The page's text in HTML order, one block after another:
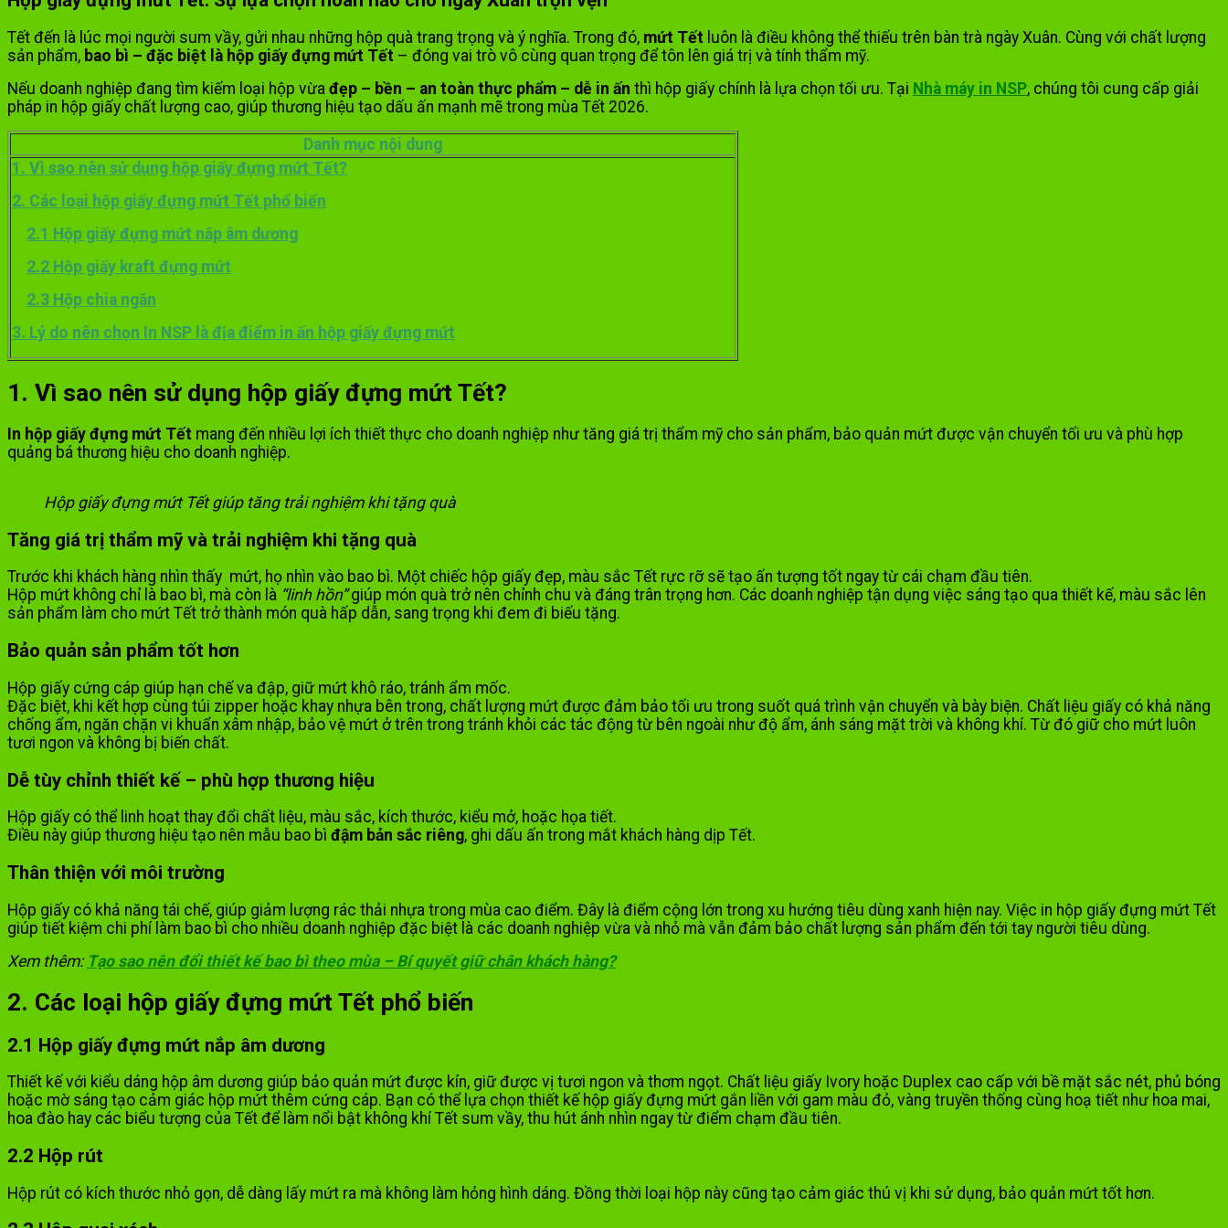
Tết đến là lúc mọi người sum vầy, gửi nhau những hộp quà trang trọng và ý nghĩa. Trong đó, mứt Tết luôn là điều không thể thiếu trên bàn trà ngày Xuân. Cùng với chất lượng
sản phẩm, bao bì – đặc biệt là hộp giấy đựng mứt Tết – đóng vai trò vô cùng quan trọng để tôn lên giá trị và tính thẩm mỹ.
Nếu doanh nghiệp đang tìm kiếm loại hộp vừa đẹp – bền – an toàn thực phẩm – dễ in ấn thì hộp giấy chính là lựa chọn tối ưu. Tại Nhà máy in NSP, chúng tôi cung cấp giải
pháp in hộp giấy chất lượng cao, giúp thương hiệu tạo dấu ấn mạnh mẽ trong mùa Tết 2026.
Danh mục nội dung
1. Vì sao nên sử dụng hộp giấy đựng mứt Tết?
2. Các loại hộp giấy đựng mứt Tết phổ biến
2.1 Hộp giấy đựng mứt nắp âm dương
2.2 Hộp giấy kraft đựng mứt
2.3 Hộp chia ngăn
3. Lý do nên chọn In NSP là địa điểm in ấn hộp giấy đựng mứt
1. Vì sao nên sử dụng hộp giấy đựng mứt Tết?
In hộp giấy đựng mứt Tết mang đến nhiều lợi ích thiết thực cho doanh nghiệp như tăng giá trị thẩm mỹ cho sản phẩm, bảo quản mứt được vận chuyển tối ưu và phù hợp
quảng bá thương hiệu cho doanh nghiệp.
Hộp giấy đựng mứt Tết giúp tăng trải nghiệm khi tặng quà
Tăng giá trị thẩm mỹ và trải nghiệm khi tặng quà
Trước khi khách hàng nhìn thấy mứt, họ nhìn vào bao bì. Một chiếc hộp giấy đẹp, màu sắc Tết rực rỡ sẽ tạo ấn tượng tốt ngay từ cái chạm đầu tiên.
Hộp mứt không chỉ là bao bì, mà còn là “linh hồn”giúp món quà trở nên chỉnh chu và đáng trân trọng hơn. Các doanh nghiệp tận dụng việc sáng tạo qua thiết kế, màu sắc lên
sản phẩm làm cho mứt Tết trở thành món quà hấp dẫn, sang trọng khi đem đi biếu tặng.
Bảo quản sản phẩm tốt hơn
Hộp giấy cứng cáp giúp hạn chế va đập, giữ mứt khô ráo, tránh ẩm mốc.
Đặc biệt, khi kết hợp cùng túi zipper hoặc khay nhựa bên trong, chất lượng mứt được đảm bảo tối ưu trong suốt quá trình vận chuyển và bày biện. Chất liệu giấy có khả năng
chống ẩm, ngăn chặn vi khuẩn xâm nhập, bảo vệ mứt ở trên trong tránh khỏi các tác động từ bên ngoài như độ ẩm, ánh sáng mặt trời và không khí. Từ đó giữ cho mứt luôn
tươi ngon và không bị biến chất.
Dễ tùy chỉnh thiết kế – phù hợp thương hiệu
Hộp giấy có thể linh hoạt thay đổi chất liệu, màu sắc, kích thước, kiểu mở, hoặc họa tiết.
Điều này giúp thương hiệu tạo nên mẫu bao bì đậm bản sắc riêng, ghi dấu ấn trong mắt khách hàng dịp Tết.
Thân thiện với môi trường
Hộp giấy có khả năng tái chế, giúp giảm lượng rác thải nhựa trong mùa cao điểm. Đây là điểm cộng lớn trong xu hướng tiêu dùng xanh hiện nay. Việc in hộp giấy đựng mứt Tết
giúp tiết kiệm chi phí làm bao bì cho nhiều doanh nghiệp đặc biệt là các doanh nghiệp vừa và nhỏ mà vẫn đảm bảo chất lượng sản phẩm đến tới tay người tiêu dùng.
Xem thêm: Tạo sao nên đổi thiết kế bao bì theo mùa – Bí quyết giữ chân khách hàng?
2. Các loại hộp giấy đựng mứt Tết phổ biến
2.1 Hộp giấy đựng mứt nắp âm dương
Thiết kế với kiểu dáng hộp âm dương giúp bảo quản mứt được kín, giữ được vị tươi ngon và thơm ngọt. Chất liệu giấy Ivory hoặc Duplex cao cấp với bề mặt sắc nét, phủ bóng
hoặc mờ sáng tạo cảm giác hộp mứt thêm cứng cáp. Bạn có thể lựa chọn thiết kế hộp giấy đựng mứt gắn liền với gam màu đỏ, vàng truyền thống cùng hoạ tiết như hoa mai,
hoa đào hay các biểu tượng của Tết để làm nổi bật không khí Tết sum vầy, thu hút ánh nhìn ngay từ điểm chạm đầu tiên.
2.2 Hộp rút
Hộp rút có kích thước nhỏ gọn, dễ dàng lấy mứt ra mà không làm hỏng hình dáng. Đồng thời loại hộp này cũng tạo cảm giác thú vị khi sử dụng, bảo quản mứt tốt hơn.